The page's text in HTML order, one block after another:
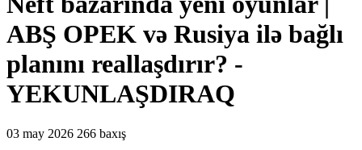
ABŞ OPEK və Rusiya ilə bağlı
planını reallaşdırır? -
YEKUNLAŞDIRAQ
03 may 2026 266 baxış